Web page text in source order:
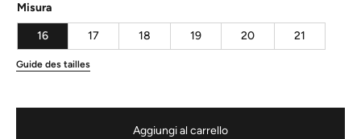
Misura
16 17 18 19 20 21
Guide des tailles
Aggiungi al carrello